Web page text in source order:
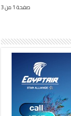
صفحة 1 من 3